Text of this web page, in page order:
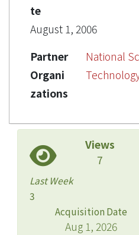
te
August 1, 2006
Partner
Organi
zations
National
Views
7
Last Week
3
Acquisition Date
Aug 1, 2026